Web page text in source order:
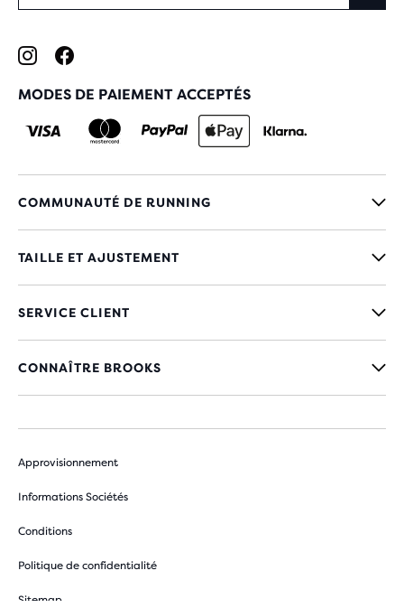
MODES DE PAIEMENT ACCEPTÉS
COMMUNAUTÉ DE RUNNING
TAILLE ET AJUSTEMENT
SERVICE CLIENT
CONNAÎTRE BROOKS
Approvisionnement
Informations Sociétés
Conditions
Politique de confidentialité
Sitemap